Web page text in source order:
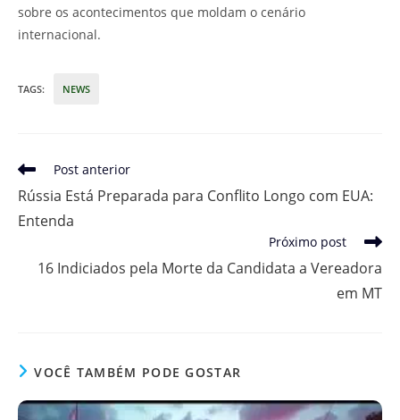
sobre os acontecimentos que moldam o cenário
internacional.
TAGS: NEWS
Leia
mais
artigos
Post anterior
Rússia Está Preparada para Conflito Longo com EUA:
Entenda
Próximo post
16 Indiciados pela Morte da Candidata a Vereadora
em MT
VOCÊ TAMBÉM PODE GOSTAR